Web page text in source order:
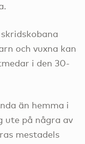
och vuxna kan
i den 30-
än hemma i
ute på några av
mestadels